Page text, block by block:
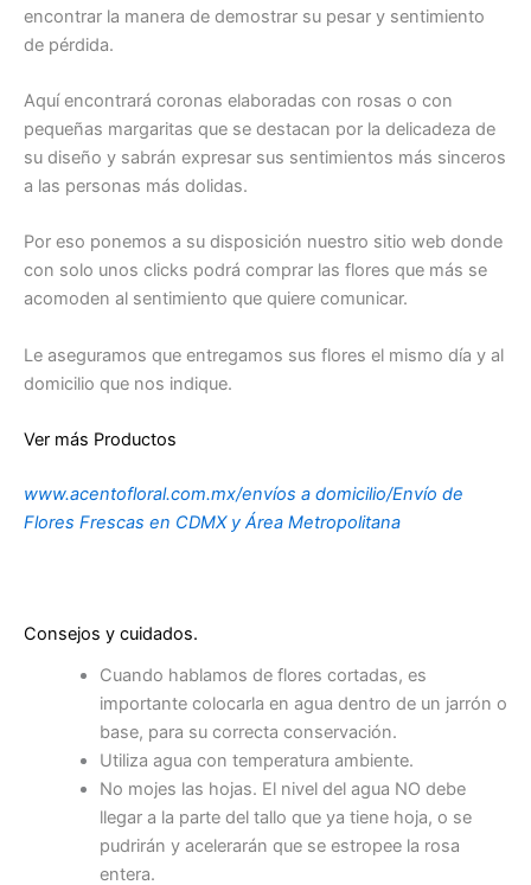
encontrar la manera de demostrar su pesar y sentimiento
de pérdida.
Aquí encontrará coronas elaboradas con rosas o con
pequeñas margaritas que se destacan por la delicadeza de
su diseño y sabrán expresar sus sentimientos más sinceros
a las personas más dolidas.
Por eso ponemos a su disposición nuestro sitio web donde
con solo unos clicks podrá comprar las flores que más se
acomoden al sentimiento que quiere comunicar.
Le aseguramos que entregamos sus flores el mismo día y al
domicilio que nos indique.
Ver más Productos
www.acentofloral.com.mx/envíos a domicilio/Envío de
Flores Frescas en CDMX y Área Metropolitana
Consejos y cuidados.
Cuando hablamos de flores cortadas, es
importante colocarla en agua dentro de un jarrón o
base, para su correcta conservación.
Utiliza agua con temperatura ambiente.
No mojes las hojas. El nivel del agua NO debe
llegar a la parte del tallo que ya tiene hoja, o se
pudrirán y acelerarán que se estropee la rosa
entera.